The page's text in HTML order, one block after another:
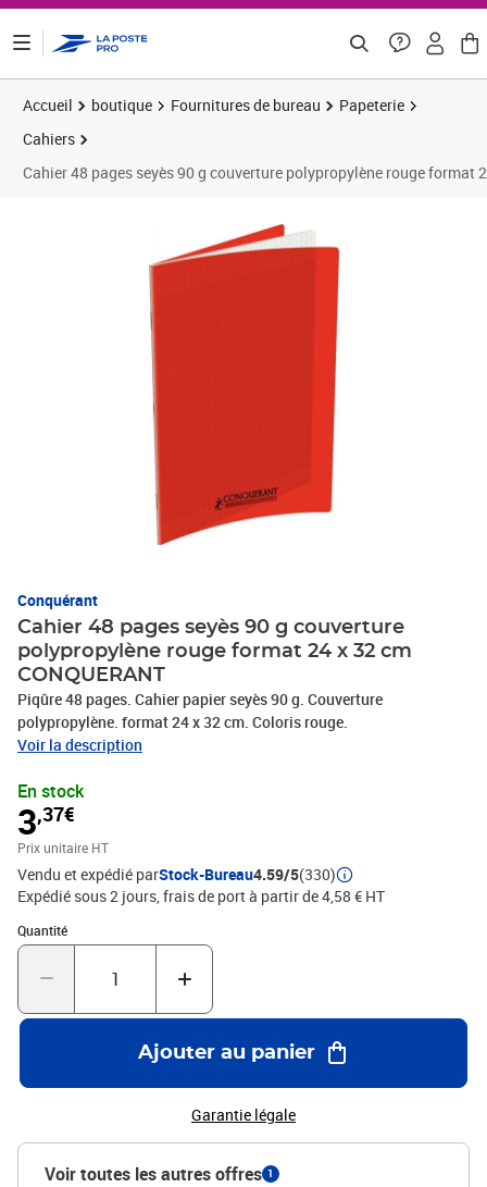
Accueil boutique Fournitures de bureau
Papeterie
Cahiers
Cahier 48 pages seyès 90 g couverture polypropylène rouge format
Conquérant
Cahier 48 pages seyès 90 g couverture
polypropylène rouge format 24 x 32 cm
CONQUERANT
Piqûre 48 pages. Cahier papier seyès 90 g. Couverture
polypropylène. format 24 x 32 cm. Coloris rouge.
Voir la description
En stock
3,37€
Prix unitaire HT
Vendu et expédié parStock-Bureau4.59/5(330)
Expédié sous 2 jours, frais de port à partir de 4,58 € HT
Quantité
Quantité : 1
Ajouter au panier
Garantie légale
Voir toutes les autres offres 1